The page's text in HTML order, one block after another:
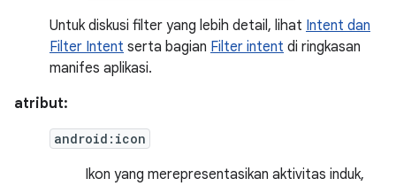
Untuk diskusi filter yang lebih detail, lihat Intent dan
Filter Intent serta bagian Filter intent di ringkasan
manifes aplikasi.
atribut:
android:icon
Ikon yang merepresentasikan aktivitas induk,